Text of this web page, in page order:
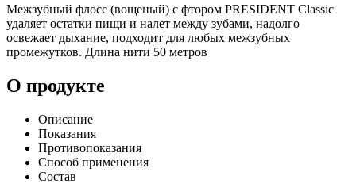
Межзубный флосс (вощеный) с фтором PRESIDENT Classic
удаляет остатки пищи и налет между зубами, надолго
освежает дыхание, подходит для любых межзубных
промежутков. Длина нити 50 метров
О продукте
Описание
Показания
Противопоказания
Способ применения
Состав